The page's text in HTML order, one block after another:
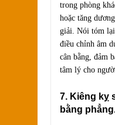
trong phòng
hoặc tăng
giải. Nói tóm
điều chỉnh âm
cân bằng, đảm
tâm lý cho
7. Kiêng kỵ
bằng